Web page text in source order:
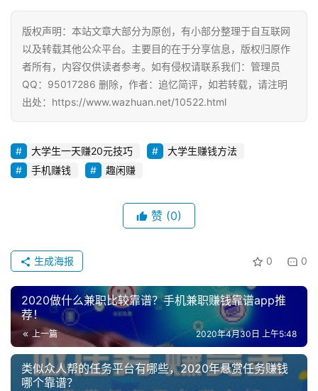
版权声明：本站文章大部分为原创，有小部分整理于自互联网
以及转载其他公众平台。主要目的在于分享信息，版权归原作
者所有，内容仅供读者参考。如有侵权请联系我们：管理员
QQ：95017286 删除，作者：追忆简评，如若转载，请注明
出处：https://www.wazhuan.net/10522.html
大学生一天赚20元技巧
大学生赚钱方法
手机赚钱
趣闲赚
赞 (0)
0 0
生成海报
2020做什么兼职比较靠谱？手机兼职赚钱靠谱app推
荐！
上一篇 2020年4月30日 上午5:48
类似众人帮的任务平台有哪些，2020年悬赏任务赚钱
哪个靠谱？